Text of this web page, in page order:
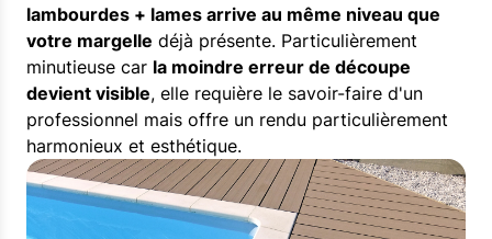
lambourdes + lames arrive au même niveau que
votre margelle déjà présente. Particulièrement
minutieuse car la moindre erreur de découpe
devient visible, elle requière le savoir-faire d'un
professionnel mais offre un rendu particulièrement
harmonieux et esthétique.